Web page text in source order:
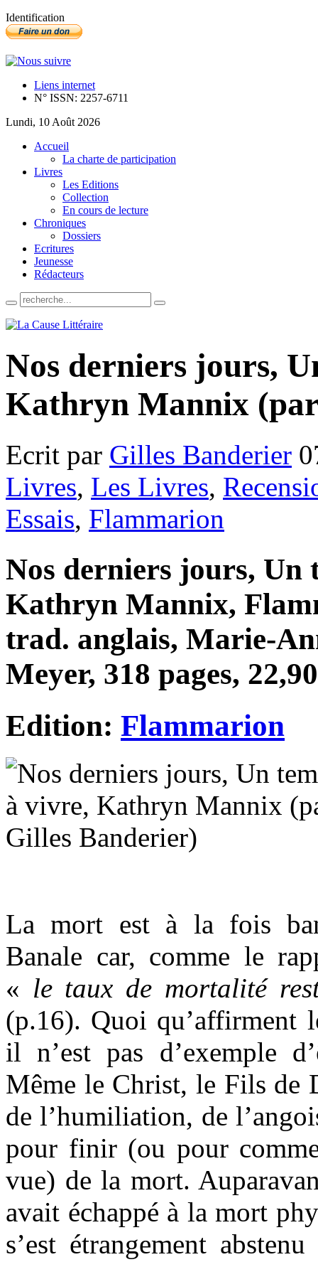
Identification
Liens internet
N° ISSN: 2257-6711
Lundi, 10 Août 2026
Accueil
La charte de participation
Livres
Les Editions
Collection
En cours de lecture
Chroniques
Dossiers
Ecritures
Jeunesse
Rédacteurs
Nos derniers jours,
Kathryn Mannix
Ecrit par Gilles Banderier
Livres, Les Livres,
Essais, Flammarion
Nos derniers jours, Un
Kathryn Mannix,
trad. anglais, Marie-
Meyer, 318 pages,
Edition: Flammarion
La mort est à la fois
Banale car, comme le
« le taux de mortalité
(p.16). Quoi qu’affirment
il n’est pas d’exemple
Même le Christ, le Fils de
de l’humiliation, de
pour finir (ou pour
vue) de la mort.
avait échappé à la mort
s’est étrangement